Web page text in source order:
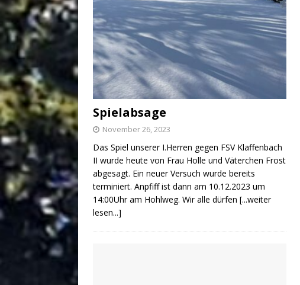
Spielabsage
November 26, 2023
Das Spiel unserer I.Herren gegen FSV Klaffenbach
II wurde heute von Frau Holle und Väterchen Frost
abgesagt. Ein neuer Versuch wurde bereits
terminiert. Anpfiff ist dann am 10.12.2023 um
14:00Uhr am Hohlweg. Wir alle dürfen [...weiter
lesen...]